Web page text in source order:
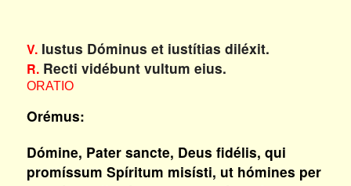
V.Iustus Dóminus et iustítias diléxit.
R.Recti vidébunt vultum eius.
ORATIO
Orémus:
Dómine, Pater sancte, Deus fidélis, qui
promíssum Spíritum misísti, ut hómines per